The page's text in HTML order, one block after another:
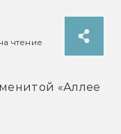
чтение
«Аллее